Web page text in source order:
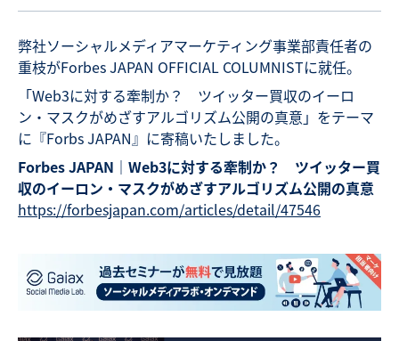
弊社ソーシャルメディアマーケティング事業部責任者の
重枝がForbes JAPAN OFFICIAL COLUMNISTに就任。
「Web3に対する牽制か？ ツイッター買収のイーロ
ン・マスクがめざすアルゴリズム公開の真意」をテーマ
に『Forbs JAPAN』に寄稿いたしました。
Forbes JAPAN｜Web3に対する牽制か？ ツイッター買
収のイーロン・マスクがめざすアルゴリズム公開の真意
https://forbesjapan.com/articles/detail/47546